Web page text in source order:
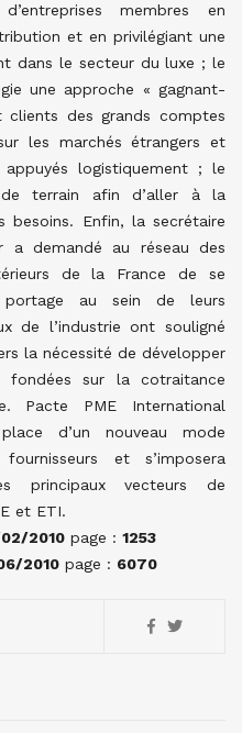
membres en
et en privilégiant une
dans le secteur du luxe ; le
une approche « gagnant-
clients des grands comptes
les marchés étrangers et
logistiquement ; le
terrain afin d’aller à la
besoins. Enfin, la secrétaire
a demandé au réseau des
de la France de se
au sein de leurs
de l’industrie ont souligné
la nécessité de développer
fondées sur la cotraitance
Pacte PME International
d’un nouveau mode
et s’imposera
principaux vecteurs de
et ETI.
2010 page : 1253
2010 page : 6070